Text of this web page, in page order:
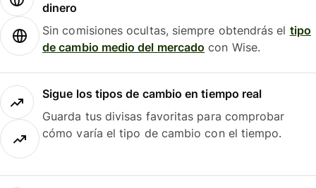
dinero
Sin comisiones ocultas, siempre obtendrás el tipo
de cambio medio del mercado con Wise.
Sigue los tipos de cambio en tiempo real
Guarda tus divisas favoritas para comprobar
cómo varía el tipo de cambio con el tiempo.